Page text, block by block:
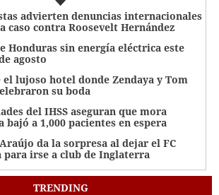
advierten denuncias internacionales
caso contra Roosevelt Hernández
Honduras sin energía eléctrica este
agosto
el lujoso hotel donde Zendaya y Tom
su boda
del IHSS aseguran que mora
bajó a 1,000 pacientes en espera
da la sorpresa al dejar el FC
para irse a club de Inglaterra
TRENDING